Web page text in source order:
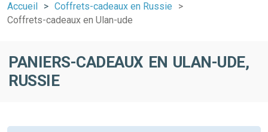
Accueil
Coffrets-cadeaux en Russie
Coffrets-cadeaux en Ulan-ude
PANIERS-CADEAUX EN ULAN-UDE,
RUSSIE